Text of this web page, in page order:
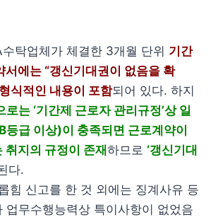
탁업체가 체결한 3개월 단위 기간
서에는 “갱신기대권이 없음을 확
식적인 내용이 포함되어 있다. 하지
로는 ‘기간제 근로자 관리규정’상 일
등급 이상)이 충족되면 근로계약이
취지의 규정이 존재하므로 ‘갱신기대
다.
힘 신고를 한 것 외에는 징계사유 등
업무수행능력상 특이사항이 없었음